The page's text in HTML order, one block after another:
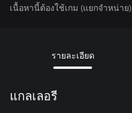
เนื้อหานี้ต้องใช้เกม (แยกจำหน่าย)
รายละเอียด
แกลเลอรี